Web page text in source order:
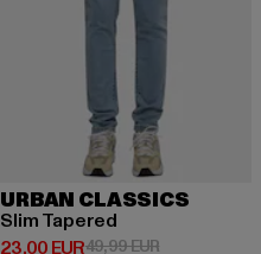
URBAN CLASSICS
Slim Tapered
23,00 EUR
Derzeitiger Preis: 23,00 EUR
49,99 EURAktionspreis: